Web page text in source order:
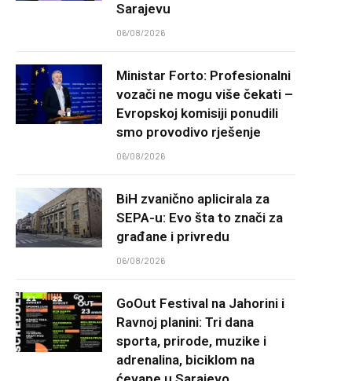
Sarajevu
06/08/2026
Ministar Forto: Profesionalni
vozači ne mogu više čekati –
Evropskoj komisiji ponudili
smo provodivo rješenje
06/08/2026
BiH zvanično aplicirala za
SEPA-u: Evo šta to znači za
građane i privredu
06/08/2026
GoOut Festival na Jahorini i
Ravnoj planini: Tri dana
sporta, prirode, muzike i
adrenalina, biciklom na